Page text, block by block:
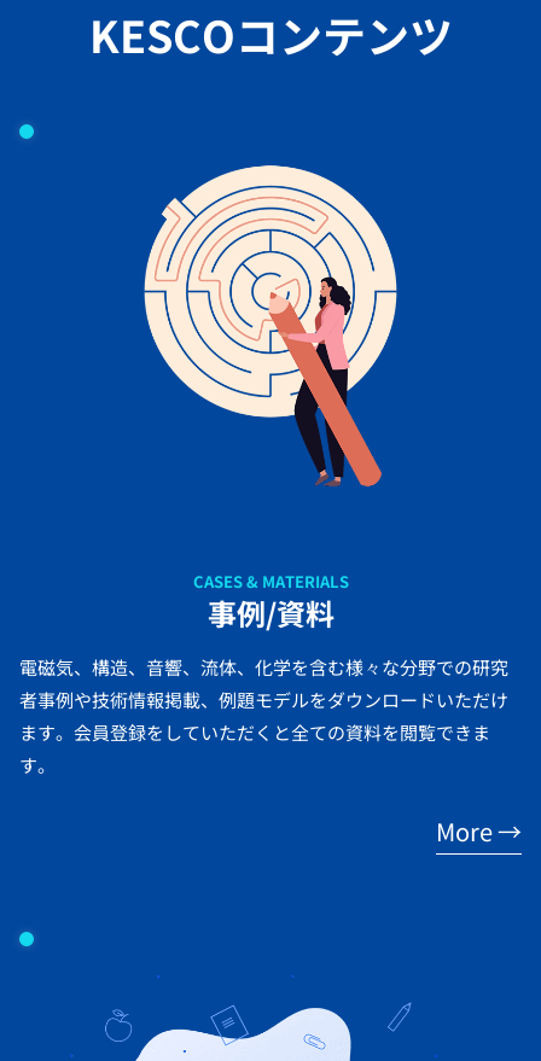
KESCOコンテンツ
CASES & MATERIALS
事例/資料
電磁気、構造、音響、流体、化学を含む様々な分野での研究
者事例や技術情報掲載、例題モデルをダウンロードいただけ
ます。会員登録をしていただくと全ての資料を閲覧できま
す。
More →